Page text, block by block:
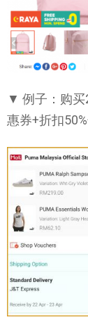
▼ 例子：购买
惠券+折扣